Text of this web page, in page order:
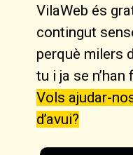
VilaWeb és
contingut
perquè milers
tu i ja se
Vols ajudar-
d’avui?